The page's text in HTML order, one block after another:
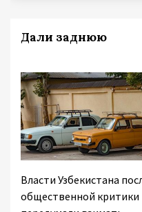
Дали заднюю
Власти Узбекистана
общественной критики